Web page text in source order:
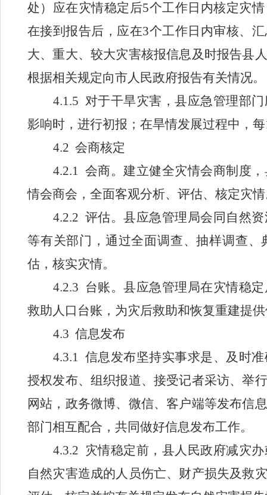
处 ）应在灾情稳定后5个工作日内核定灾
在接到报告后，应在3个工作日内审核、
大、重大、较大灾害核报信息及时报告县
根据相关规定向市人民政府报告有关情况。
4.1.5 对于干旱灾害，县应急管理部
影响时，进行初报；在旱情发展过程中，每
4.2 会商核定
4.2.1 会商。建立健全灾情会商制度
情会商会，全面客观分析、评估、核定灾
4.2.2 评估。县应急管理局会同自然
等有关部门，通过全面调查、抽样调查
估，核实灾情。
4.2.3 台账。县应急管理局在灾情稳
救助人口台账，为灾后救助和恢复重建提
4.3 信息发布
4.3.1 信息发布坚持实事求是、及时
授权发布、组织报道、接受记者采访、举
网站，政务微博、微信、客户端等发布信
部门相互配合，共同做好信息发布工作。
4.3.2 灾情稳定前，县人民政府减灾办
自然灾害造成的人员伤亡、财产损失及救